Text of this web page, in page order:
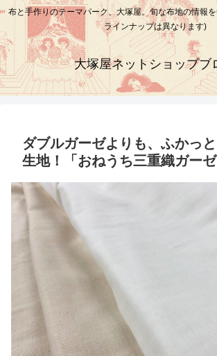
布と手作りのテーマパーク、大塚屋。旬な布地の情報
ラインナップは異なります)
大塚屋ネットショップブ
ダブルガーゼよりも、ふかっ
生地！「おねうち三重織ガーゼ